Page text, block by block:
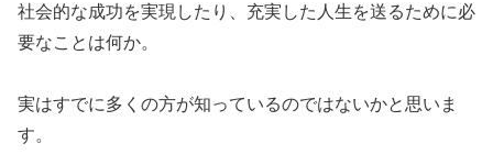
社会的な成功を実現したり、充実した人生を送るために必
要なことは何か。
実はすでに多くの方が知っているのではないかと思いま
す。